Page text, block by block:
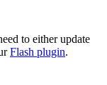
to either update
Flash plugin.